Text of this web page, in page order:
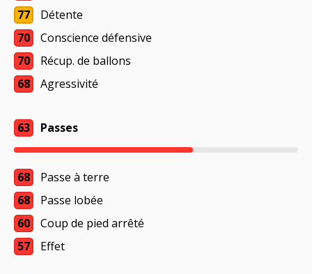
77
Détente
70
Conscience défensive
70
Récup. de ballons
68
Agressivité
63 Passes
68
Passe à terre
68
Passe lobée
60
Coup de pied arrêté
57
Effet